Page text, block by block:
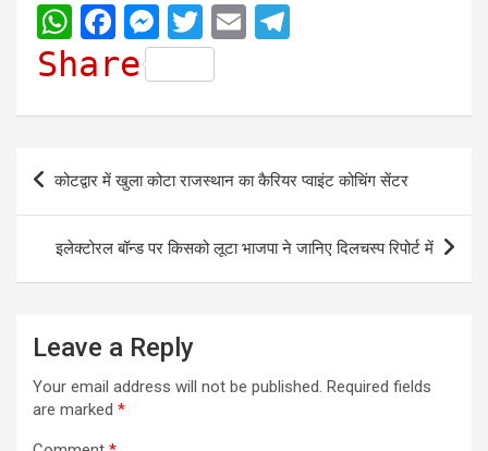
W
h
t
A
p
p
F
a
e
o
o
k
M
e
s
s
n
g
e
T
w
i
t
e
r
E
i
l
e
r
m
Share
Post
navigation
कोटद्वार में खुला कोटा राजस्थान का कैरियर प्वाइंट कोचिंग सेंटर
इलेक्टोरल बॉन्ड पर किसको लूटा भाजपा ने जानिए दिलचस्प रिपोर्ट में
Leave a Reply
Your email address will not be published. Required fields
are marked *